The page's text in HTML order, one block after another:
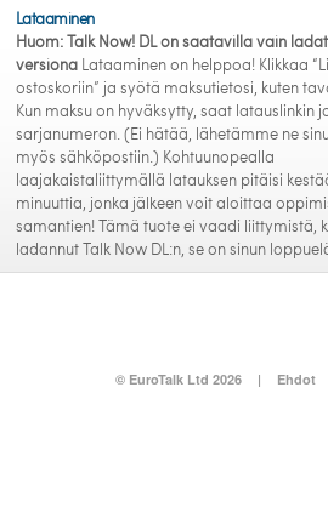
Lataaminen
Huom: Talk Now! DL on saatavilla vain
versiona Lataaminen on helppoa! Klikkaa
ostoskoriin” ja syötä maksutietosi, kuten
Kun maksu on hyväksytty, saat latauslinkin
sarjanumeron. (Ei hätää, lähetämme ne
myös sähköpostiin.) Kohtuunopealla
laajakaistaliittymällä latauksen pitäisi
minuuttia, jonka jälkeen voit aloittaa
samantien! Tämä tuote ei vaadi liittymistä,
ladannut Talk Now DL:n, se on sinun
© EuroTalk Ltd 2026 | Ehdot